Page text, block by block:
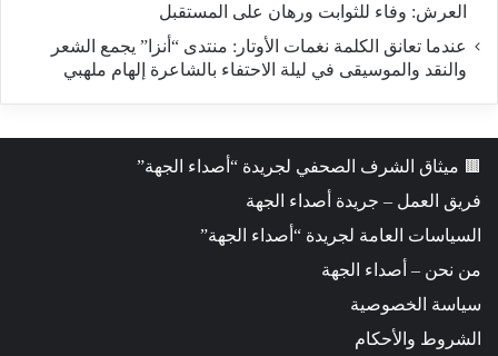
العرش: وفاء للثوابت ورهان على المستقبل
​عندما تعانق الكلمة نغمات الأوتار: منتدى “أنزا” يجمع الشعر
والنقد والموسيقى في ليلة الاحتفاء بالشاعرة إلهام ملهبي
🟫 ميثاق الشرف الصحفي لجريدة “أصداء الجهة”
فريق العمل – جريدة أصداء الجهة
السياسات العامة لجريدة “أصداء الجهة”
من نحن – أصداء الجهة
سياسة الخصوصية
الشروط والأحكام